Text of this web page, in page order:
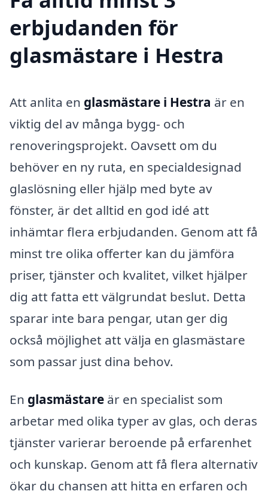
erbjudanden för
glasmästare i Hestra
Att anlita en glasmästare i Hestra är en
viktig del av många bygg- och
renoveringsprojekt. Oavsett om du
behöver en ny ruta, en specialdesignad
glaslösning eller hjälp med byte av
fönster, är det alltid en god idé att
inhämtar flera erbjudanden. Genom att få
minst tre olika offerter kan du jämföra
priser, tjänster och kvalitet, vilket hjälper
dig att fatta ett välgrundat beslut. Detta
sparar inte bara pengar, utan ger dig
också möjlighet att välja en glasmästare
som passar just dina behov.
En glasmästare är en specialist som
arbetar med olika typer av glas, och deras
tjänster varierar beroende på erfarenhet
och kunskap. Genom att få flera alternativ
ökar du chansen att hitta en erfaren och